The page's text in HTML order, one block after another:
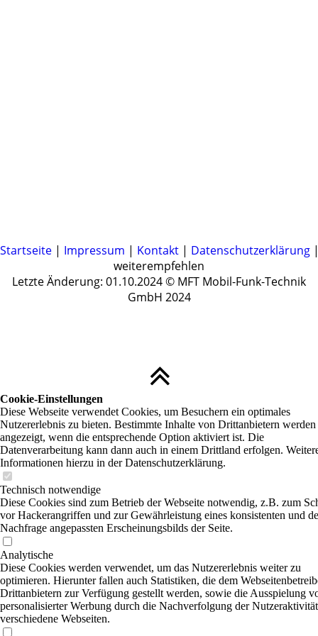
Startseite | Impressum | Kontakt | Datenschutzerklärung
weiterempfehlen
Letzte Änderung: 01.10.2024 © MFT Mobil-Funk-Technik
GmbH 2024
Cookie-Einstellungen
Diese Webseite verwendet Cookies, um Besuchern ein optimales
Nutzererlebnis zu bieten. Bestimmte Inhalte von Drittanbietern
angezeigt, wenn die entsprechende Option aktiviert ist. Die
Datenverarbeitung kann dann auch in einem Drittland erfolgen.
Informationen hierzu in der Datenschutzerklärung.
Technisch notwendige
Diese Cookies sind zum Betrieb der Webseite notwendig, z.B. zum
vor Hackerangriffen und zur Gewährleistung eines konsistenten und
Nachfrage angepassten Erscheinungsbilds der Seite.
Analytische
Diese Cookies werden verwendet, um das Nutzererlebnis weiter zu
optimieren. Hierunter fallen auch Statistiken, die dem
Drittanbietern zur Verfügung gestellt werden, sowie die Ausspielung
personalisierter Werbung durch die Nachverfolgung der
verschiedene Webseiten.